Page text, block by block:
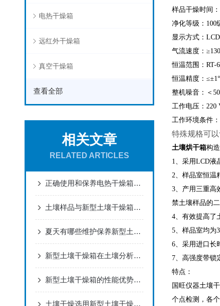
电热干燥箱
远红外干燥箱
真空干燥箱
查看全部
相关文章
RELATED ARTICLES
正确使用和保养电热干燥箱的好方法
土壤样品与新型土壤干燥箱之间有什么关系
夏天有哪些维护保养新型土壤干燥箱的方法及注意事项呢
新型土壤干燥箱在土壤分析上面有那些帮助
新型土壤干燥箱的性能优势体现在哪里
土壤干燥选用新型土壤干燥箱的原因是什么
样品干燥时间
净化等级：100
显示方式：
气流速度：
恒温范围：
恒温精度：
整机噪音：＜
工作电压：220
工作环境条件
特殊规格可
土壤烘干箱构
1、采用LCD液
2、样品室恒温
3、产用三重高
禁土壤样品的
4、有效提高了
5、样品室均为
6、采用进口长
7、高强度带锁
特点：
国旺仪器土壤
个点检测，各